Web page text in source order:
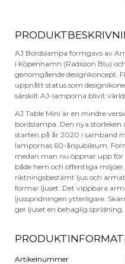
AJ Bordslampa formgavs av
i Köpenhamn (Radisson Blu)
genomgående designkoncept.
uppnått status som
särskilt AJ-lamporna blivit
AJ Table Mini är en mindre
bordslampa. Den nya storleken
starten på år 2020 i samband
lampornas 60-årsjubileum.
medan man nu öppnar upp
både hem och offentliga
riktningsbestämt ljus och
formar ljuset. Det vippbara
ljusspridningen ytterligare.
ger ljuset en behaglig spridning.
Artikelnummer